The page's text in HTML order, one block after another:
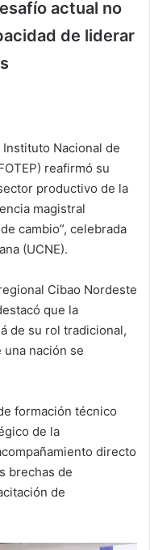
actual no
de liderar
Instituto Nacional de
reafirmó su
productivo de la
magistral
cambio”, celebrada
(UCNE).
Cibao Nordeste
que la
de su rol tradicional,
nación se
formación técnico
de la
directo
brechas de
de